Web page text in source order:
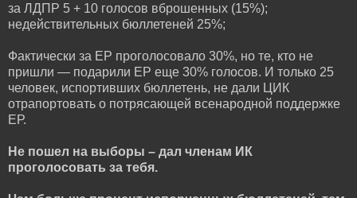
за ЛДПР 5 + 10 голосов вброшенных (15%);
недействительных бюллетеней 25%;
Фактически за ЕР проголосовало 30%, но те, кто не
пришли — подарили ЕР еще 30% голосов. И только 25
человек, испортивших бюллетень, не дали ЦИК
отрапортовать о потрясающей всенародной поддержке
ЕР.
Не пошел на выборы – дал членам ИК
проголосовать за тебя.